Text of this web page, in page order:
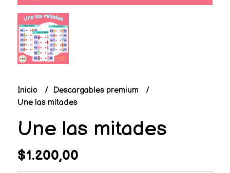
Inicio
Descargables premium
Une las mitades
Une las mitades
$1.200,00